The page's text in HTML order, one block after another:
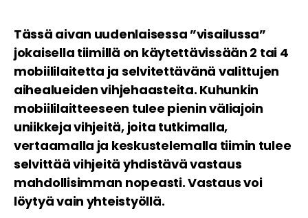
Tässä aivan uudenlaisessa ”visailussa”
jokaisella tiimillä on käytettävissään 2 tai 4
mobiililaitetta ja selvitettävänä valittujen
aihealueiden vihjehaasteita. Kuhunkin
mobiililaitteeseen tulee pienin väliajoin
uniikkeja vihjeitä, joita tutkimalla,
vertaamalla ja keskustelemalla tiimin tulee
selvittää vihjeitä yhdistävä vastaus
mahdollisimman nopeasti. Vastaus voi
löytyä vain yhteistyöllä.